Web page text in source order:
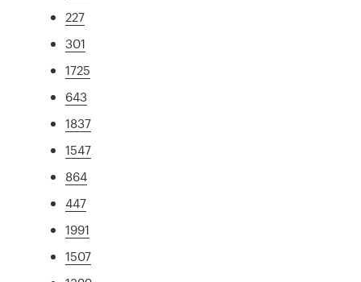
227
301
1725
643
1837
1547
864
447
1991
1507